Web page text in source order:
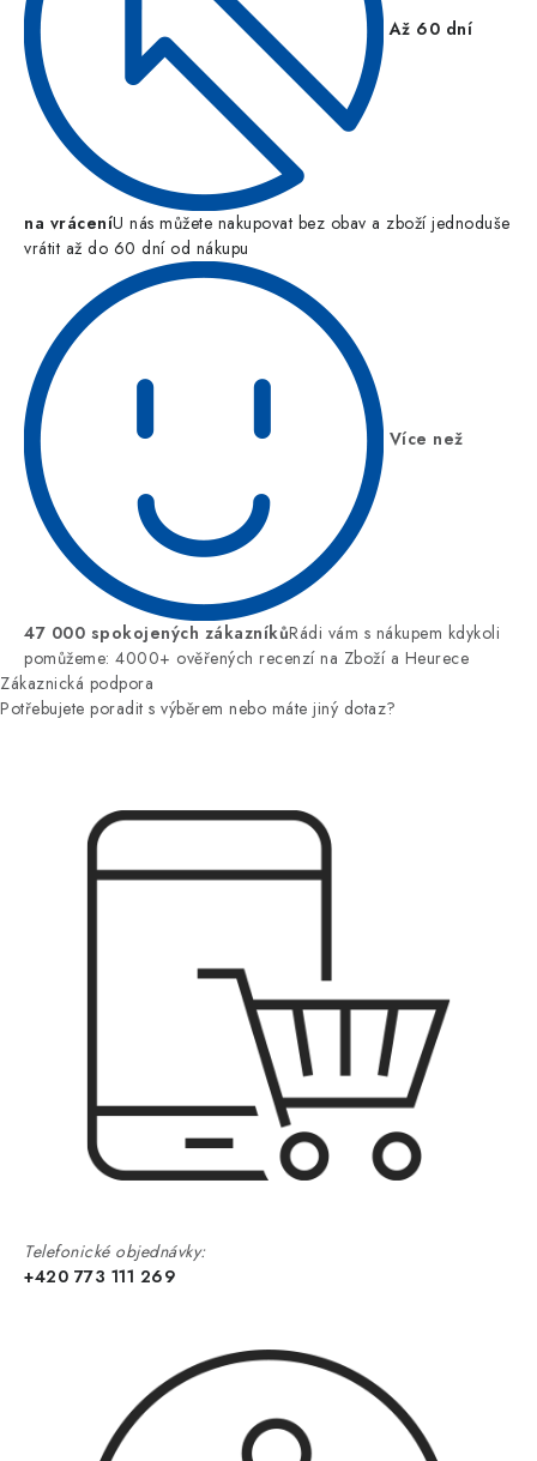
Až 60 dní
na vráceníU nás můžete nakupovat bez obav a zboží jednoduše
vrátit až do 60 dní od nákupu
Více než
47 000 spokojených zákazníkůRádi vám s nákupem kdykoli
pomůžeme: 4000+ ověřených recenzí na Zboží a Heurece
Zákaznická podpora
Potřebujete poradit s výběrem nebo máte jiný dotaz?
Telefonické objednávky:
+420 773 111 269